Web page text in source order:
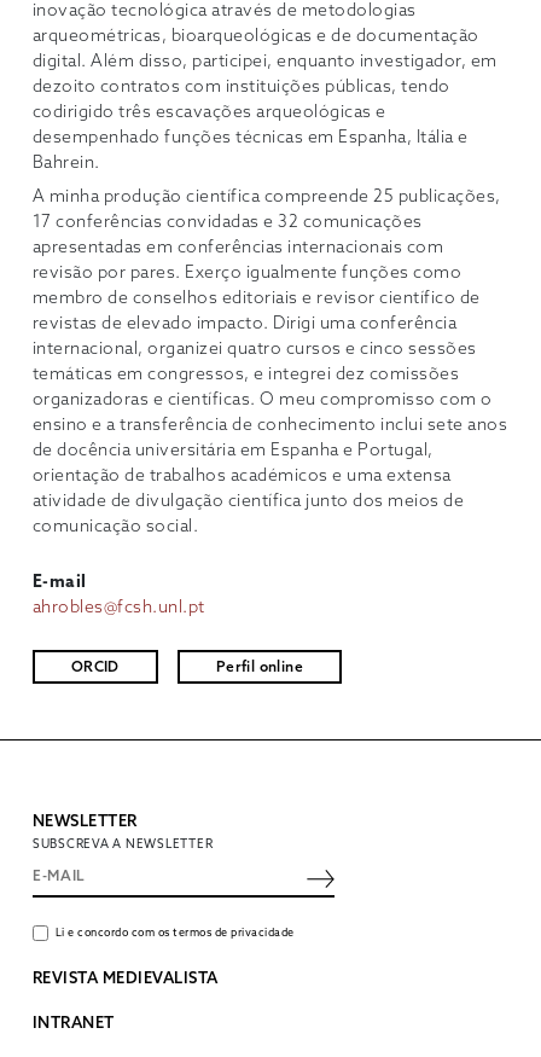
inovação tecnológica através de metodologias
arqueométricas, bioarqueológicas e de documentação
digital. Além disso, participei, enquanto investigador, em
dezoito contratos com instituições públicas, tendo
codirigido três escavações arqueológicas e
desempenhado funções técnicas em Espanha, Itália e
Bahrein.
A minha produção científica compreende 25 publicações,
17 conferências convidadas e 32 comunicações
apresentadas em conferências internacionais com
revisão por pares. Exerço igualmente funções como
membro de conselhos editoriais e revisor científico de
revistas de elevado impacto. Dirigi uma conferência
internacional, organizei quatro cursos e cinco sessões
temáticas em congressos, e integrei dez comissões
organizadoras e científicas. O meu compromisso com o
ensino e a transferência de conhecimento inclui sete anos
de docência universitária em Espanha e Portugal,
orientação de trabalhos académicos e uma extensa
atividade de divulgação científica junto dos meios de
comunicação social.
E-mail
ahrobles@fcsh.unl.pt
ORCID Perfil online
NEWSLETTER
SUBSCREVA A NEWSLETTER
Li e concordo com os termos de privacidade
REVISTA MEDIEVALISTA
INTRANET